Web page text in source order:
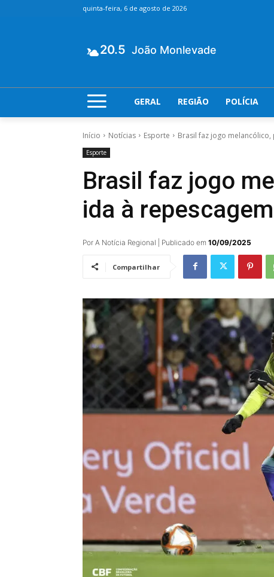
quinta-feira, 6 de agosto de 2026
20.5 João Monlevade
GERAL REGIÃO POLÍCIA
Início Notícias Esporte Brasil faz jogo
Esporte
Brasil faz jogo
ida à
Por A Notícia Regional | Publicado em 10/09/2025
Compartilhar